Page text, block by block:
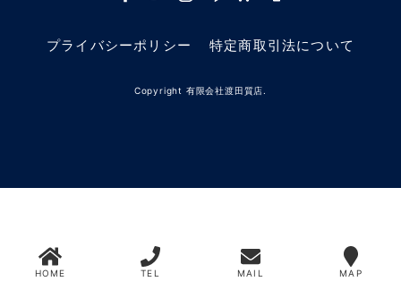
プライバシーポリシー 特定商取引法について
Copyright 有限会社渡田質店.
HOME TEL MAIL MAP